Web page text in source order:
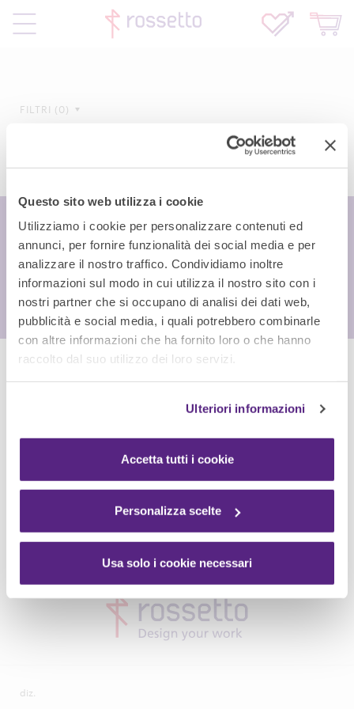
Questo sito web utilizza i cookie
Utilizziamo i cookie per personalizzare contenuti ed
annunci, per fornire funzionalità dei social media e per
analizzare il nostro traffico. Condividiamo inoltre
informazioni sul modo in cui utilizza il nostro sito con i
nostri partner che si occupano di analisi dei dati web,
pubblicità e social media, i quali potrebbero combinarle
con altre informazioni che ha fornito loro o che hanno
raccolto dal suo utilizzo dei loro servizi.
Ulteriori informazioni
Accetta tutti i cookie
Personalizza scelte
Usa solo i cookie necessari
FILTRI 0
diz.